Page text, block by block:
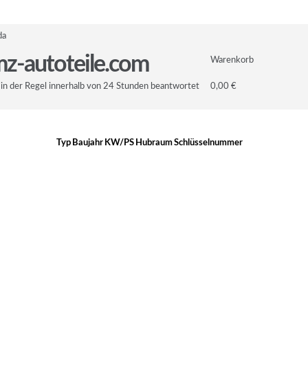
autoteile.com
der Regel innerhalb von 24 Stunden beantwortet
Warenkorb
0,00 €
Typ Baujahr KW/PS HubraumSchlüsselnummer